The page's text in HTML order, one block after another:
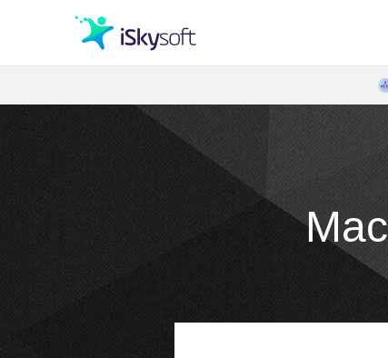
クリエイティビティ
オフィス効率化
ユーティリティ